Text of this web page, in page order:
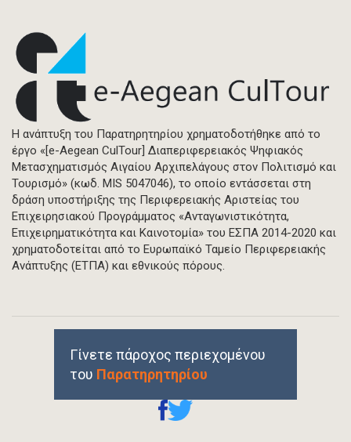
Η ανάπτυξη του Παρατηρητηρίου χρηματοδοτήθηκε από το
έργο «[e-Aegean CulTour] Διαπεριφερειακός Ψηφιακός
Μετασχηματισμός Αιγαίου Αρχιπελάγους στον Πολιτισμό και
Τουρισμό» (κωδ. MIS 5047046), το οποίο εντάσσεται στη
δράση υποστήριξης της Περιφερειακής Αριστείας του
Επιχειρησιακού Προγράμματος «Ανταγωνιστικότητα,
Επιχειρηματικότητα και Καινοτομία» του ΕΣΠΑ 2014-2020 και
χρηματοδοτείται από το Ευρωπαϊκό Ταμείο Περιφερειακής
Ανάπτυξης (ΕΤΠΑ) και εθνικούς πόρους.
Γίνετε πάροχος περιεχομένου
του Παρατηρητηρίου